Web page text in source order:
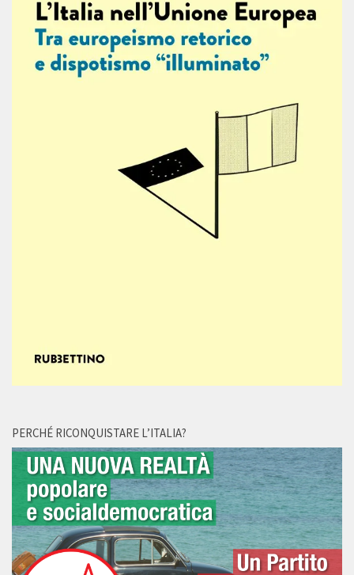
PERCHÉ RICONQUISTARE L’ITALIA?